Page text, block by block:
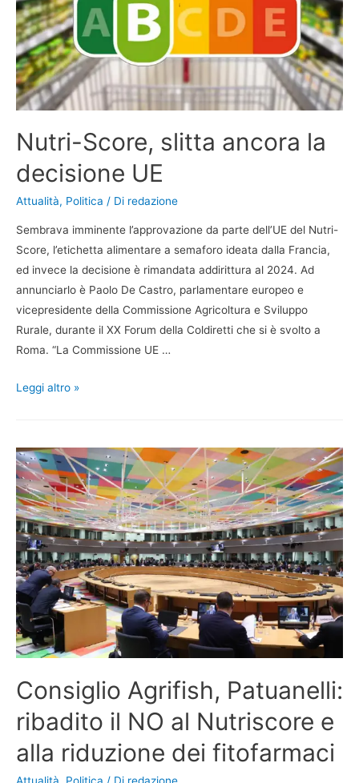
Nutri-Score, slitta ancora la
decisione UE
Attualità, Politica / Di redazione
Sembrava imminente l’approvazione da parte dell’UE del Nutri-
Score, l’etichetta alimentare a semaforo ideata dalla Francia,
ed invece la decisione è rimandata addirittura al 2024. Ad
annunciarlo è Paolo De Castro, parlamentare europeo e
vicepresidente della Commissione Agricoltura e Sviluppo
Rurale, durante il XX Forum della Coldiretti che si è svolto a
Roma. “La Commissione UE …
Leggi altro »
Consiglio Agrifish, Patuanelli:
ribadito il NO al Nutriscore e
alla riduzione dei fitofarmaci
Attualità, Politica / Di redazione